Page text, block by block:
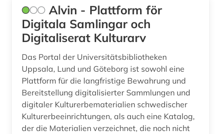
frankfurt (1)
frankreich (1)
französisch (1)
frauenbefreiung (1)
frauenforschung (2)
frauengeschichte (1)
Alvin - Plattform för
Digitala Samlingar och
Digitaliserat Kulturarv
Das Portal der Universitätsbibliotheken
Uppsala, Lund und Göteborg ist sowohl eine
Plattform für die langfristige Bewahrung und
Bereitstellung digitalisierter Sammlungen und
digitaler Kulturerbematerialien schwedischer
Kulturerbeeinrichtungen, als auch eine Katalog,
der die Materialien verzeichnet, die noch nicht